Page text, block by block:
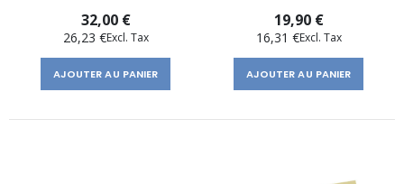
32,00 €
26,23 €
AJOUTER AU PANIER
19,90 €
16,31 €
AJOUTER AU PANIER